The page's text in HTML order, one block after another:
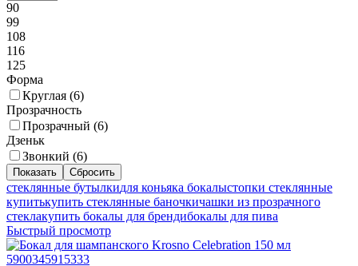
90
99
108
116
125
Форма
Круглая (6)
Прозрачность
Прозрачный (6)
Дзеньк
Звонкий (6)
стеклянные бутылкидля коньяка бокалыстопки стеклянные
купитькупить стеклянные баночкичашки из прозрачного
стеклакупить бокалы для брендибокалы для пива
Быстрый просмотр